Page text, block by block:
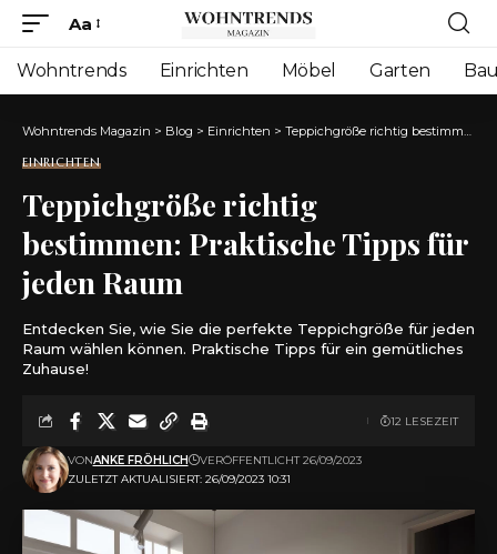
Font
Resizer
Aa
Wohntrends Einrichten Möbel Garten
Wohntrends Magazin > Blog > Einrichten > Teppichgröße richtig bestimmen: Praktische Tipps für jeden Raum
EINRICHTEN
Teppichgröße richtig
bestimmen: Praktische Tipps für
jeden Raum
Entdecken Sie, wie Sie die perfekte Teppichgröße für jeden
Raum wählen können. Praktische Tipps für ein gemütliches
Zuhause!
ZULETZT AKTUALISIERT: 26/09/2023 10:31
VONANKE FRÖHLICH VERÖFFENTLICHT 26/09/2023
12 LESEZEIT